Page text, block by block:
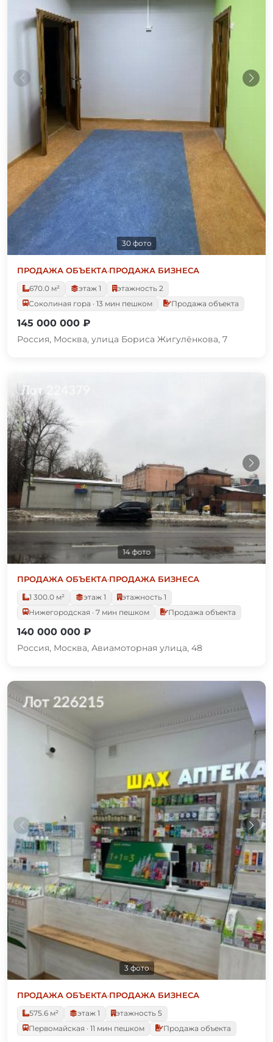
30 фото
ПРОДАЖА ОБЪЕКТА·ПРОДАЖА БИЗНЕСА
670.0 м²
этаж 1
этажность 2
Соколиная гора · 13 мин пешком
Продажа объекта
145 000 000 ₽
Россия, Москва, улица Бориса Жигулёнкова, 7
14 фото
ПРОДАЖА ОБЪЕКТА·ПРОДАЖА БИЗНЕСА
1 300.0 м²
этаж 1
этажность 1
Нижегородская · 7 мин пешком
Продажа объекта
140 000 000 ₽
Россия, Москва, Авиамоторная улица, 48
3 фото
ПРОДАЖА ОБЪЕКТА·ПРОДАЖА БИЗНЕСА
575.6 м²
этаж 1
этажность 5
Первомайская · 11 мин пешком
Продажа объекта